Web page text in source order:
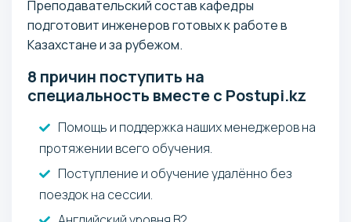
Преподавательский состав кафедры
подготовит инженеров готовых к работе в
Казахстане и за рубежом.
8 причин поступить на
специальность вместе с Postupi.kz
Помощь и поддержка наших менеджеров на
протяжении всего обучения.
Поступление и обучение удалённо без
поездок на сессии.